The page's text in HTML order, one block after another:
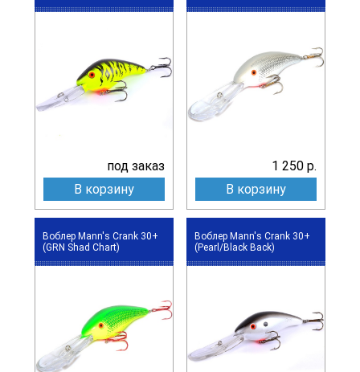
под заказ
В корзину
1 250 р.
В корзину
Воблер Mann's Crank 30+
(GRN Shad Chart)
Воблер Mann's Crank 30+
(Pearl/Black Back)